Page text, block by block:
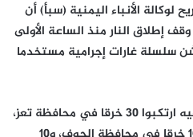
الأنباء اليمنية (سبأ) أن
إطلاق النار منذ الساعة الأولى
سلسلة غارات إجرامية مستخدما
وبين أن طيران العدوان ومنافقيه ارتكبوا 30 خرقا في محافظة تعز،